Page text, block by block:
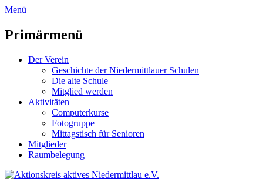
zum
überspringen
Menü
Primärmenü
Der Verein
Geschichte der Niedermittlauer Schulen
Die alte Schule
Mitglied werden
Aktivitäten
Computerkurse
Fotogruppe
Mittagstisch für Senioren
Mitglieder
Raumbelegung
Header